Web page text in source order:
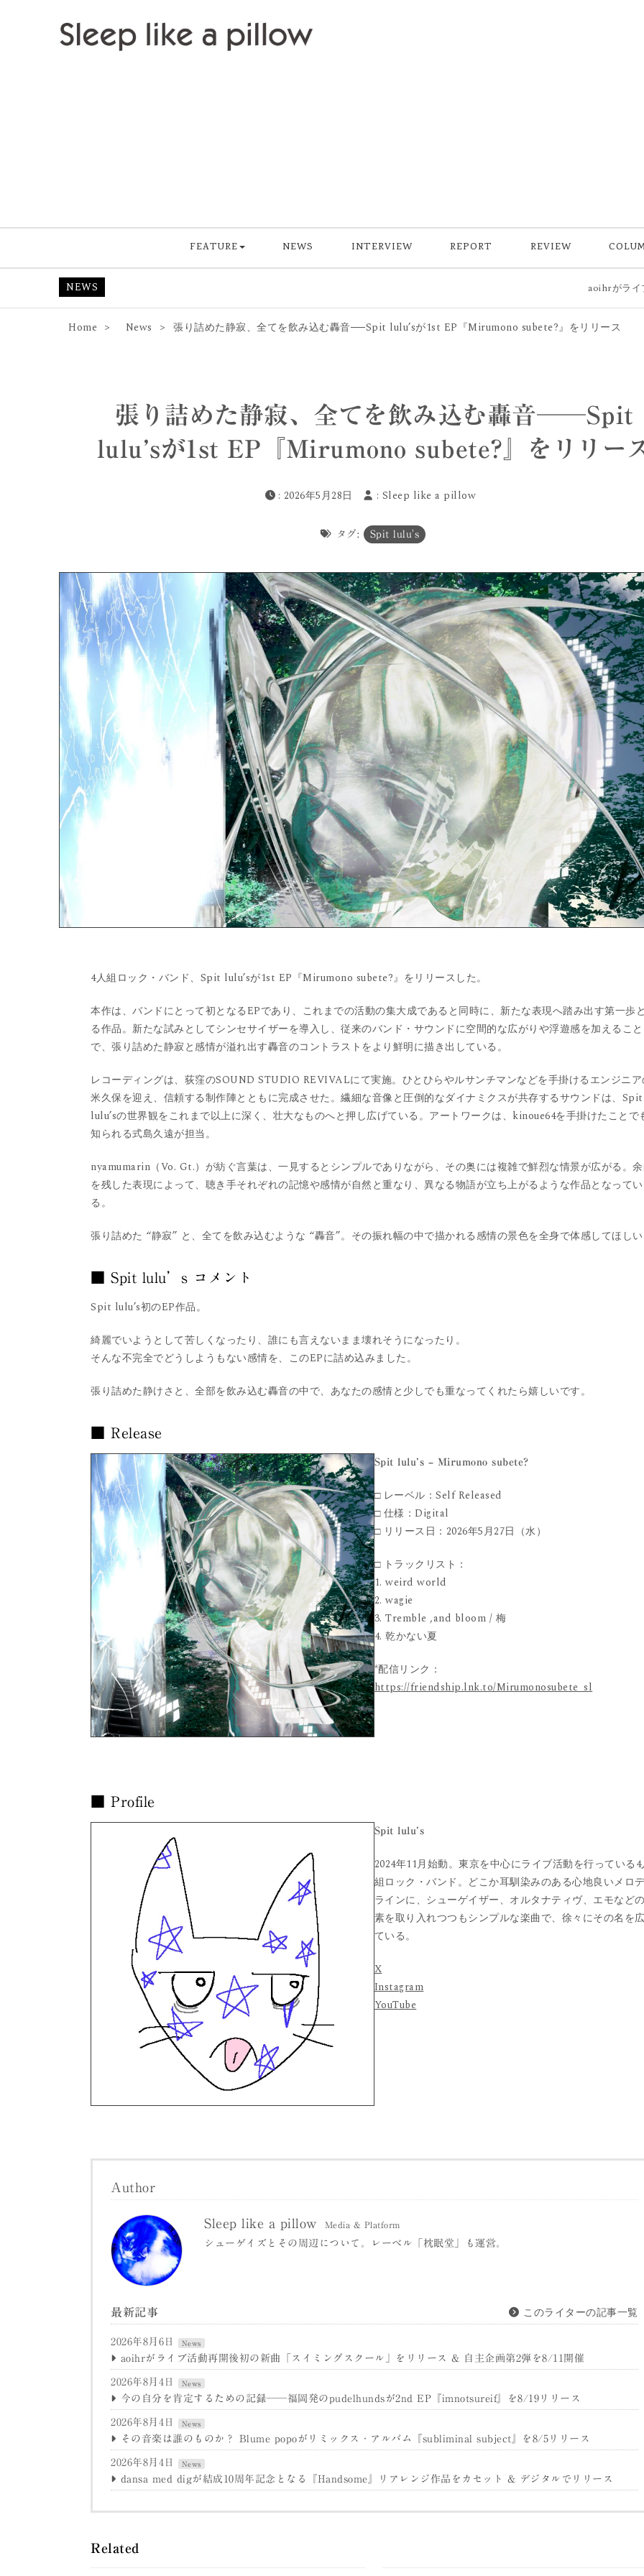
Skip to content
FEATURE NEWS INTERVIEW REPORT REVIEW
NEWS aoihrがライブ活動再開
Home News 張り詰めた静寂、全てを飲み込む轟音──Spit lulu’sが1st EP『Mirumono subete?』をリリース
張り詰めた静寂、全てを飲み込む轟音──Spit
lulu’sが1st EP『Mirumono subete?』をリリー
: 2026年5月28日 : Sleep like a pillow
タグ: Spit lulu's
4人組ロック・バンド、Spit lulu’sが1st EP『Mirumono subete?』をリリースした。
本作は、バンドにとって初となるEPであり、これまでの活動の集大成であると同時に、新たな表現へ踏み出す第一歩
る作品。新たな試みとしてシンセサイザーを導入し、従来のバンド・サウンドに空間的な広がりや浮遊感を加えること
で、張り詰めた静寂と感情が溢れ出す轟音のコントラストをより鮮明に描き出している。
レコーディングは、荻窪のSOUND STUDIO REVIVALにて実施。ひとひらやルサンチマンなどを手掛けるエンジニア
米久保を迎え、信頼する制作陣とともに完成させた。繊細な音像と圧倒的なダイナミクスが共存するサウンドは、Spit
lulu’sの世界観をこれまで以上に深く、壮大なものへと押し広げている。アートワークは、kinoue64を手掛けたことで
知られる式島久遠が担当。
nyamumarin（Vo. Gt.）が紡ぐ言葉は、一見するとシンプルでありながら、その奥には複雑で鮮烈な情景が広がる。
を残した表現によって、聴き手それぞれの記憶や感情が自然と重なり、異なる物語が立ち上がるような作品となってい
る。
張り詰めた “静寂” と、全てを飲み込むような “轟音”。その振れ幅の中で描かれる感情の景色を全身で体感してほしい
■ Spit lulu’s コメント
Spit lulu’s初のEP作品。
綺麗でいようとして苦しくなったり、誰にも言えないまま壊れそうになったり。
そんな不完全でどうしようもない感情を、このEPに詰め込みました。
張り詰めた静けさと、全部を飲み込む轟音の中で、あなたの感情と少しでも重なってくれたら嬉しいです。
■ Release
Spit lulu’s – Mirumono subete?
□ レーベル：Self Released
□ 仕様：Digital
□ リリース日：2026年5月27日（水）
□ トラックリスト：
1. weird world
2. wagie
3. Tremble ,and bloom / 梅
4. 乾かない夏
*配信リンク：
https://friendship.lnk.to/Mirumonosubete_sl
■ Profile
Spit lulu’s
2024年11月始動。東京を中心にライブ活動を行っている4
組ロック・バンド。どこか耳馴染みのある心地良いメロ
ラインに、シューゲイザー、オルタナティヴ、エモなど
素を取り入れつつもシンプルな楽曲で、徐々にその名を
ている。
X
Instagram
YouTube
Author
Sleep like a pillow Media & Platform
シューゲイズとその周辺について。レーベル「枕眠堂」も運営。
最新記事 このライターの記事一覧
2026年8月6日 News
aoihrがライブ活動再開後初の新曲「スイミングスクール」をリリース & 自主企画第2弾を8/11開催
2026年8月4日 News
今の自分を肯定するための記録──福岡発のpudelhundsが2nd EP『imnotsureif』を8/19リリース
2026年8月4日 News
その音楽は誰のものか？ Blume popoがリミックス・アルバム『subliminal subject』を8/5リリース
2026年8月4日 News
dansa med digが結成10周年記念となる『Handsome』リアレンジ作品をカセット & デジタルでリリース
Related